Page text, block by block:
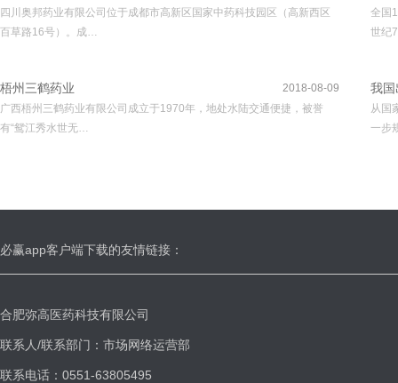
四川奥邦药业有限公司位于成都市高新区国家中药科技园区（高新西区
百草路16号）。成…
2018-08-09
梧州三鹤药业
广西梧州三鹤药业有限公司成立于1970年，地处水陆交通便捷，被誉
有“鸳江秀水世无…
全国
世纪
我国
从国
一步
必赢app客户端下载的友情链接：
合肥弥高医药科技有限公司
联系人/联系部门：市场网络运营部
联系电话：0551-63805495